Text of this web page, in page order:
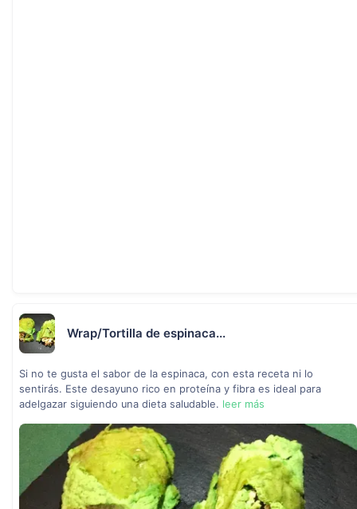
Wrap/Tortilla de espinaca...
Si no te gusta el sabor de la espinaca, con esta receta ni lo
sentirás. Este desayuno rico en proteína y fibra es ideal para
adelgazar siguiendo una dieta saludable. leer más